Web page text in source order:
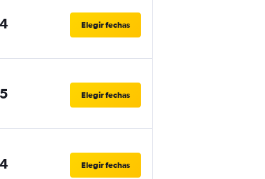
Elegir fechas
Elegir fechas
Elegir fechas